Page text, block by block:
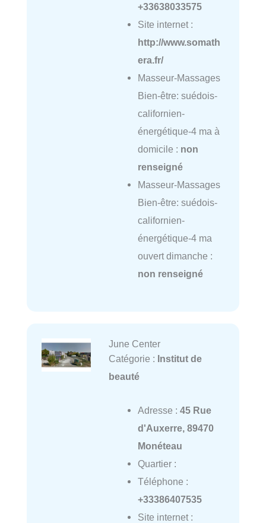
+33638033575
Site internet :
http://www.somath
era.fr/
Masseur-Massages
Bien-être: suédois-
californien-
énergétique-4 ma à
domicile : non
renseigné
Masseur-Massages
Bien-être: suédois-
californien-
énergétique-4 ma
ouvert dimanche :
non renseigné
June Center
Catégorie : Institut de
beauté
Adresse : 45 Rue
d'Auxerre, 89470
Monéteau
Quartier :
Téléphone :
+33386407535
Site internet :